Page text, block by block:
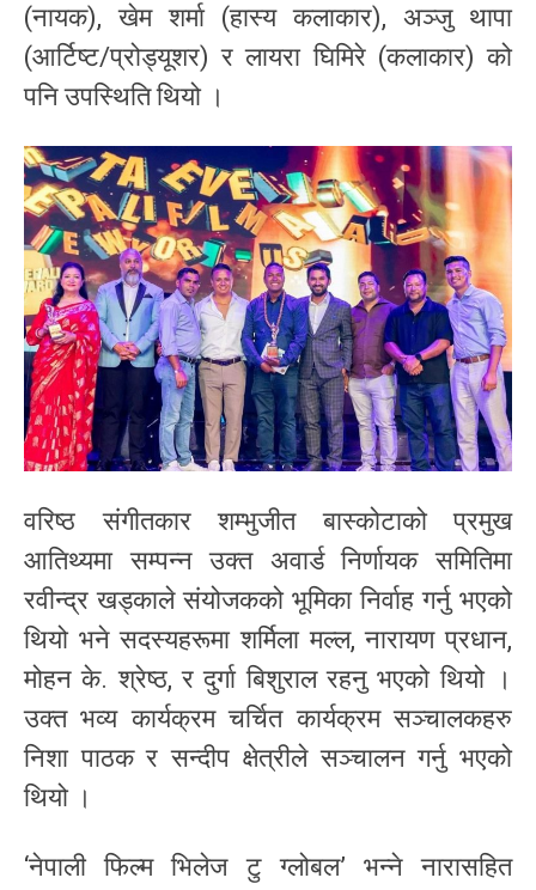
(नायक), खेम शर्मा (हास्य कलाकार), अञ्जु थापा
(आर्टिष्ट/प्रोड्यूशर) र लायरा घिमिरे (कलाकार) को
पनि उपस्थिति थियो ।
वरिष्ठ संगीतकार शम्भुजीत बास्कोटाको प्रमुख
आतिथ्यमा सम्पन्न उक्त अवार्ड निर्णायक समितिमा
रवीन्द्र खड्काले संयोजकको भूमिका निर्वाह गर्नु भएको
थियो भने सदस्यहरूमा शर्मिला मल्ल, नारायण प्रधान,
मोहन के. श्रेष्ठ, र दुर्गा बिशुराल रहनु भएको थियो ।
उक्त भव्य कार्यक्रम चर्चित कार्यक्रम सञ्चालकहरु
निशा पाठक र सन्दीप क्षेत्रीले सञ्चालन गर्नु भएको
थियो ।
‘नेपाली फिल्म भिलेज टु ग्लोबल’ भन्ने नारासहित